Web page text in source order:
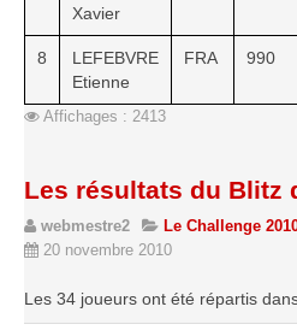
Xavier
8
LEFEBVRE
Etienne
FRA 990
Affichages : 2413
Les résultats du Blitz
webmestre2
Le Challenge
20 novembre 2010
Les 34 joueurs ont été répartis